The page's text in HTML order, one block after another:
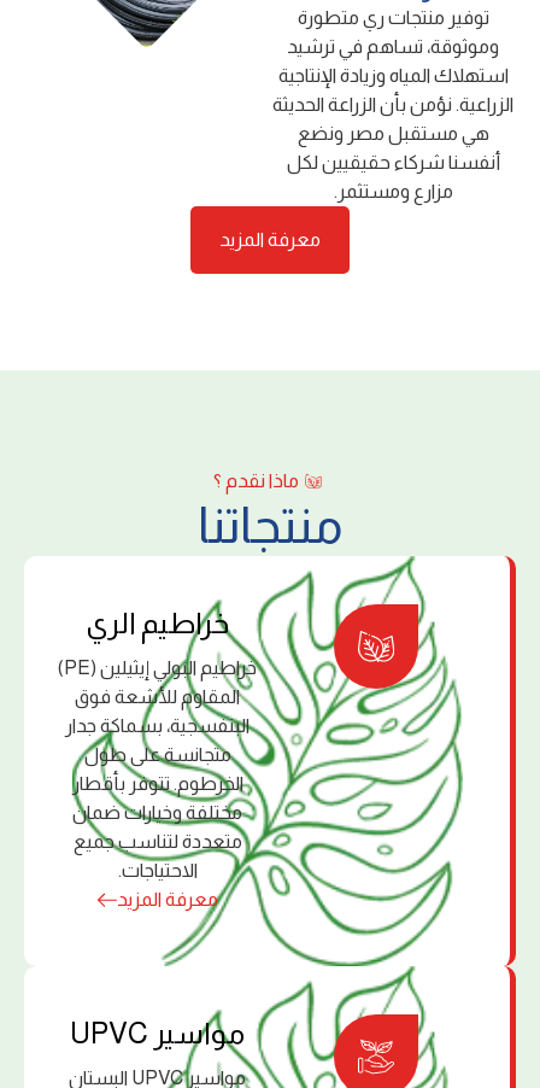
ﺗﻮﻓﻴﺮ ﻣﻨﺘﺠﺎت ري ﻣﺘﻄﻮرة
وﻣﻮﺛﻮﻗﺔ، ﺗﺴﺎﻫﻢ ﻓﻲ ﺗﺮﺷﻴﺪ
اﺳﺘﻬﻼك اﻟﻤﻴﺎه وزﻳﺎدة اﻹﻧﺘﺎﺟﻴﺔ
اﻟﺰراﻋﻴﺔ. ﻧﺆﻣﻦ ﺑﺄن اﻟﺰراﻋﺔ اﻟﺤﺪﻳﺜﺔ
ﻫﻲ ﻣﺴﺘﻘﺒﻞ ﻣﺼﺮ وﻧﻀﻊ
أﻧﻔﺴﻨﺎ ﺷﺮﻛﺎء ﺣﻘﻴﻘﻴﻴﻦ ﻟﻜﻞ
ﻣﺰارع وﻣﺴﺘﺜﻤﺮ.
معرفة المزيد
ماذا نقدم ؟
منتجاتنا
ﺧﺮاﻃﻴﻢ اﻟﺮي
خراطيم البولي إﻳﺜﻴﻠﻴﻦ (PE)
اﻟﻤﻘﺎوم ﻟﻸﺷﻌﺔ ﻓﻮق
اﻟﺒﻨﻔﺴﺠﻴﺔ، ﺑﺴﻤﺎﻛﺔ ﺟﺪار
ﻣﺘﺠﺎﻧﺴﺔ ﻋﻠﻰ ﻃﻮل
اﻟﺨﺮﻃﻮم. ﺗﺘﻮﻓﺮ ﺑﺄﻗﻄﺎر
ﻣﺨﺘﻠﻔﺔ وﺧﻴﺎرات ﺿﻤﺎن
ﻣﺘﻌﺪدة ﻟﺘﻨﺎﺳﺐ ﺟﻤﻴﻊ
اﻻﺣﺘﻴﺎﺟﺎت.
معرفة المزيد
ﻣﻮاﺳﻴﺮ UPVC
مواسير UPVC البستان